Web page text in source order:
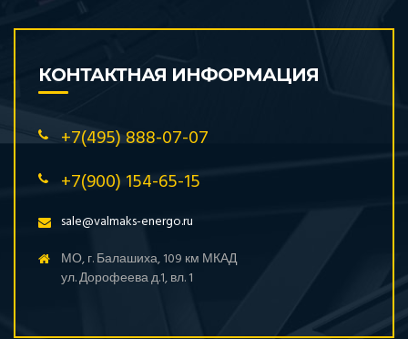
КОНТАКТНАЯ ИНФОРМАЦИЯ
+7(495) 888-07-07
+7(900) 154-65-15
sale@valmaks-energo.ru
МО, г. Балашиха, 109 км МКАД
ул. Дорофеева д.1, вл. 1